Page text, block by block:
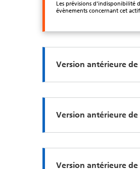
Les prévisions d'indisponibilité
évènements concernant cet
Version antérieure
Version antérieure
Version antérieure